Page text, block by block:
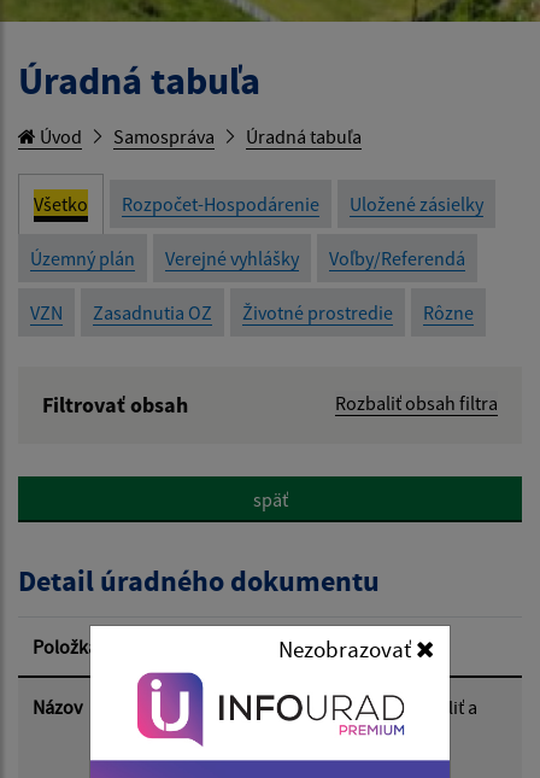
Nezobrazovať
Úradná tabuľa
Úvod Samospráva Úradná tabuľa
Všetko Rozpočet-Hospodárenie Uložené zásielky
Územný plán Verejné vyhlášky Voľby/Referendá
VZN Zasadnutia OZ Životné prostredie Rôzne
Filtrovať obsah Rozbaliť obsah filtra
Popis:
Dátum zverejnenia od:
Dátum zverejnenia do:
späť
Detail úradného dokumentu
Položka
Názov
Informácia o podmienkach práva voliť a
práva byť volený - Voľby do orgánov
samosprávnych krajov